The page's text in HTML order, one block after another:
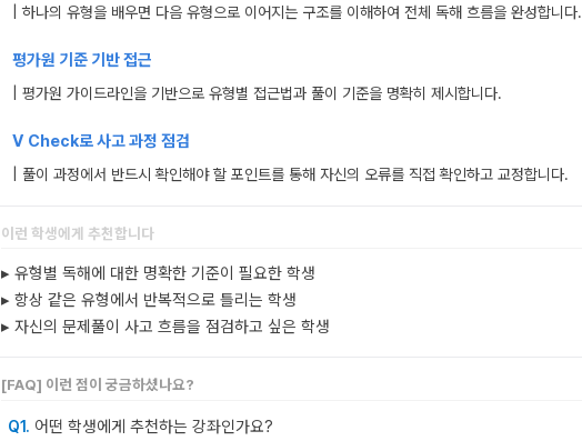
| 하나의 유형을 배우면 다음 유형으로 이어지는 구조를 이해하여 전체 독해 흐름을 완성합니다.
평가원 기준 기반 접근
| 평가원 가이드라인을 기반으로 유형별 접근법과 풀이 기준을 명확히 제시합니다.
V Check로 사고 과정 점검
| 풀이 과정에서 반드시 확인해야 할 포인트를 통해 자신의 오류를 직접 확인하고 교정합니다.
이런 학생에게 추천합니다
▸ 유형별 독해에 대한 명확한 기준이 필요한 학생
▸ 항상 같은 유형에서 반복적으로 틀리는 학생
▸ 자신의 문제풀이 사고 흐름을 점검하고 싶은 학생
[FAQ] 이런 점이 궁금하셨나요?
Q1. 어떤 학생에게 추천하는 강좌인가요?